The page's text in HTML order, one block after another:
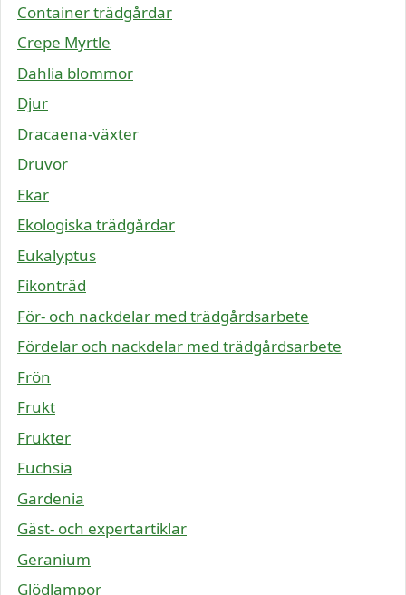
Container trädgårdar
Crepe Myrtle
Dahlia blommor
Djur
Dracaena-växter
Druvor
Ekar
Ekologiska trädgårdar
Eukalyptus
Fikonträd
För- och nackdelar med trädgårdsarbete
Fördelar och nackdelar med trädgårdsarbete
Frön
Frukt
Frukter
Fuchsia
Gardenia
Gäst- och expertartiklar
Geranium
Glödlampor